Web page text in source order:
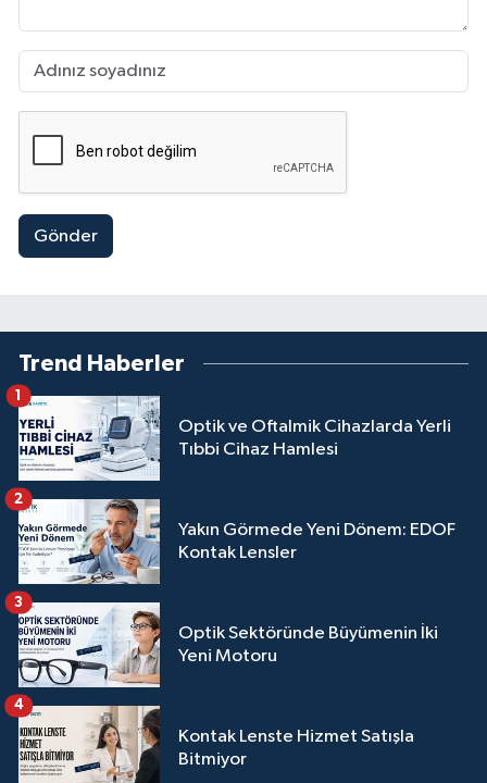
Gönder
Trend Haberler
Optik ve Oftalmik Cihazlarda Yerli
Tıbbi Cihaz Hamlesi
1
Yakın Görmede Yeni Dönem: EDOF
Kontak Lensler
2
Optik Sektöründe Büyümenin İki
Yeni Motoru
3
Kontak Lenste Hizmet Satışla
Bitmiyor
4